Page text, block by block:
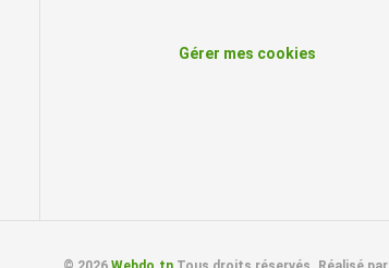
Gérer mes cookies